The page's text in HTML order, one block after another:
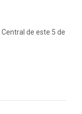
de este 5 de